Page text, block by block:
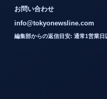
お問い合わせ
info@tokyonewsline.com
編集部からの返信目安: 通常1営業日